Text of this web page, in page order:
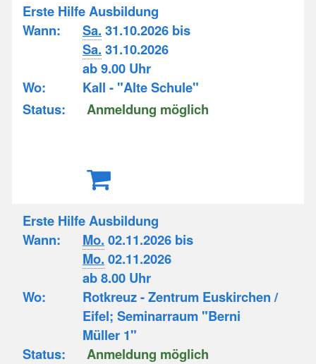
Erste Hilfe Ausbildung
Wann:
Sa. 31.10.2026 bis
Sa. 31.10.2026
ab 9.00 Uhr
Wo:
Kall - "Alte Schule"
Status:
Anmeldung möglich
Erste Hilfe Ausbildung
Wann:
Mo. 02.11.2026 bis
Mo. 02.11.2026
ab 8.00 Uhr
Wo:
Rotkreuz - Zentrum Euskirchen /
Eifel; Seminarraum "Berni
Müller 1"
Status:
Anmeldung möglich